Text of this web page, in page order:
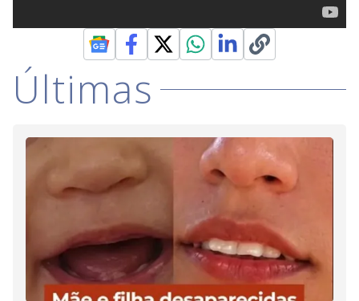
Últimas